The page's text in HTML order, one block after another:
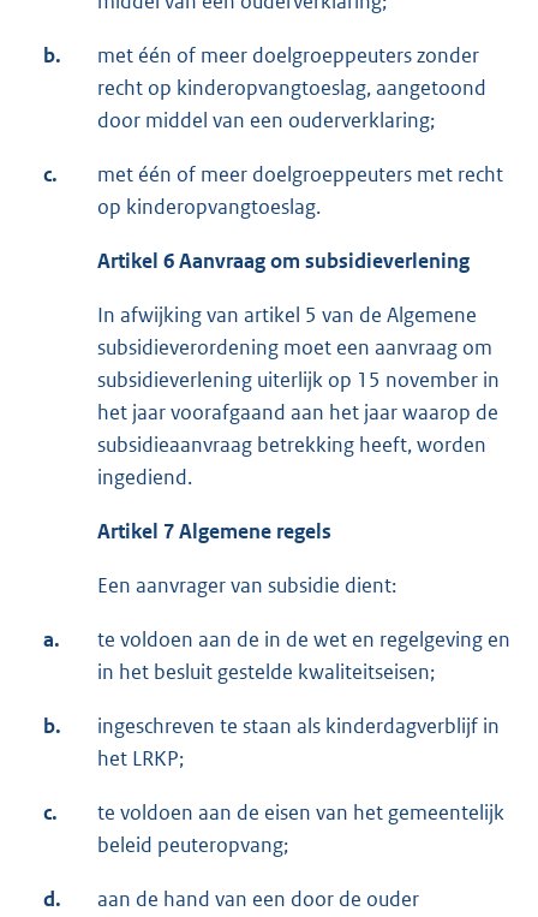
b.
met één of meer doelgroeppeuters zonder
recht op kinderopvangtoeslag, aangetoond
door middel van een ouderverklaring;
c.
met één of meer doelgroeppeuters met recht
op kinderopvangtoeslag.
Artikel 6 Aanvraag om subsidieverlening
In afwijking van artikel 5 van de Algemene
subsidieverordening moet een aanvraag om
subsidieverlening uiterlijk op 15 november in
het jaar voorafgaand aan het jaar waarop de
subsidieaanvraag betrekking heeft, worden
ingediend.
Artikel 7 Algemene regels
Een aanvrager van subsidie dient:
a.
te voldoen aan de in de wet en regelgeving en
in het besluit gestelde kwaliteitseisen;
b.
ingeschreven te staan als kinderdagverblijf in
het LRKP;
c.
te voldoen aan de eisen van het gemeentelijk
beleid peuteropvang;
d.
aan de hand van een door de ouder